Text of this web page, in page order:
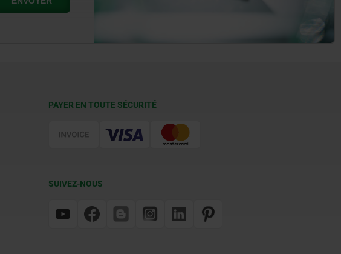
PAYER EN TOUTE SÉCURITÉ
SUIVEZ-NOUS